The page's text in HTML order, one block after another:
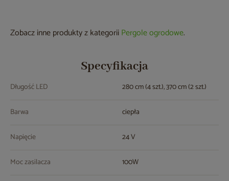
Zobacz inne produkty z kategoriiPergole ogrodowe.
Specyfikacja
Długość LED 280 cm (4 szt.), 370 cm (2 szt.)
Barwa ciepła
Napięcie 24 V
Moc zasilacza 100W